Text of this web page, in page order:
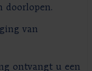
doorlopen.
van
ontvangt u een